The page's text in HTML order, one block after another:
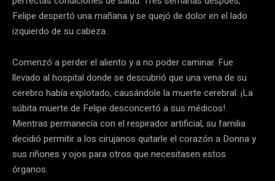
Felipe despertó una mañana y se quejó de dolor en el lado
izquierdo de su cabeza.
Comenzó a perder el aliento y a no poder caminar. Fue
llevado al hospital donde se descubrió que una vena de su
cerebro había explotado, causándole la muerte cerebral. ¡La
súbita muerte de Felipe desconcertó a sus médicos!
Mientras permanecía con el respirador artificial, su familia
decidió permitir a los cirujanos quitarle el corazón a Donna y
sus riñones y ojos para otros que necesitasen estos
órganos.